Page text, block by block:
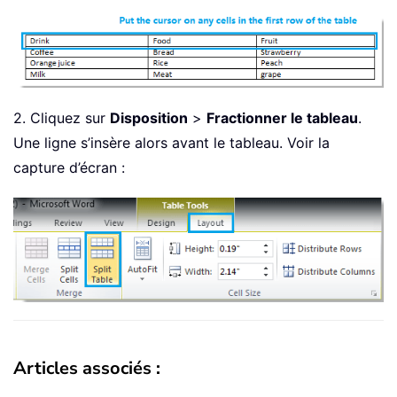
2. Cliquez sur Disposition > Fractionner le tableau.
Une ligne s’insère alors avant le tableau. Voir la
capture d’écran :
Articles associés :